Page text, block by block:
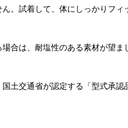
。試着して、体にしっかりフィ
合は、耐塩性のある素材が望ま
土交通省が認定する「型式承認